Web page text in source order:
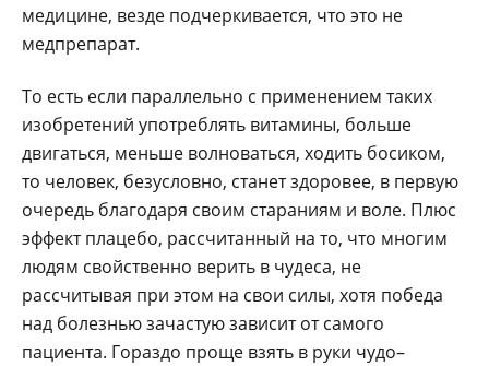
медицине, везде подчеркивается, что это не
медпрепарат.
То есть если параллельно с применением таких
изобретений употреблять витамины, больше
двигаться, меньше волноваться, ходить босиком,
то человек, безусловно, станет здоровее, в первую
очередь благодаря своим стараниям и воле. Плюс
эффект плацебо, рассчитанный на то, что многим
людям свойственно верить в чудеса, не
рассчитывая при этом на свои силы, хотя победа
над болезнью зачастую зависит от самого
пациента. Гораздо проще взять в руки чудо–